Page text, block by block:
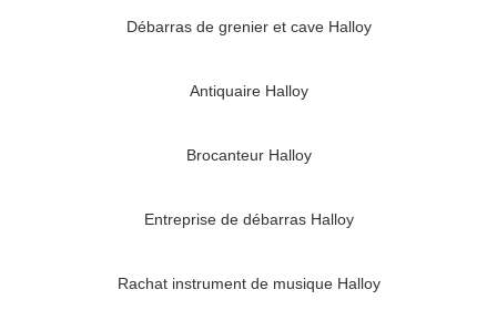
Débarras de grenier et cave Halloy
Antiquaire Halloy
Brocanteur Halloy
Entreprise de débarras Halloy
Rachat instrument de musique Halloy